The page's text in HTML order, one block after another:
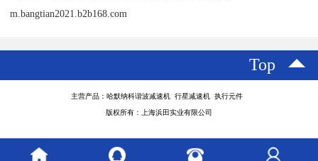
m.bangtian2021.b2b168.com
Top
主营产品：哈默纳科谐波减速机 行星减速机 执行元件
版权所有：上海浜田实业有限公司